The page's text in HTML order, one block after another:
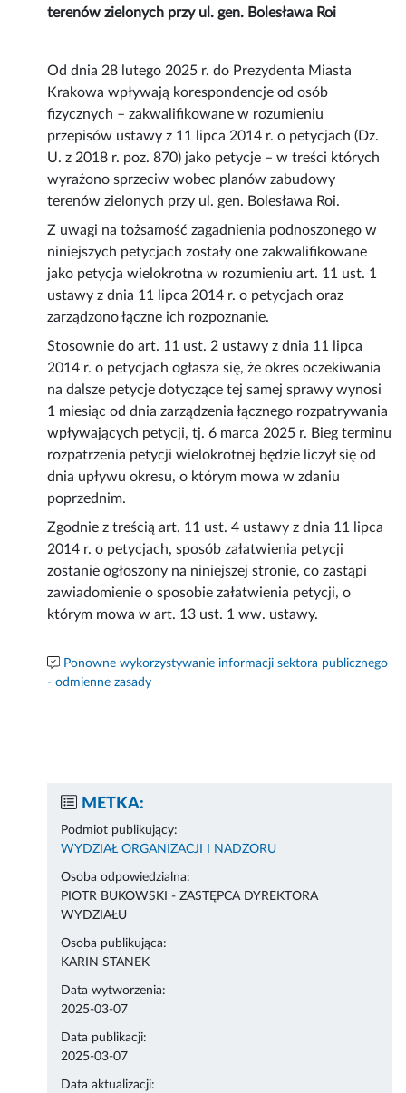
terenów zielonych przy ul. gen. Bolesława Roi
Od dnia 28 lutego 2025 r. do Prezydenta Miasta
Krakowa wpływają korespondencje od osób
fizycznych – zakwalifikowane w rozumieniu
przepisów ustawy z 11 lipca 2014 r. o petycjach (Dz.
U. z 2018 r. poz. 870) jako petycje – w treści których
wyrażono sprzeciw wobec planów zabudowy
terenów zielonych przy ul. gen. Bolesława Roi.
Z uwagi na tożsamość zagadnienia podnoszonego w
niniejszych petycjach zostały one zakwalifikowane
jako petycja wielokrotna w rozumieniu art. 11 ust. 1
ustawy z dnia 11 lipca 2014 r. o petycjach oraz
zarządzono łączne ich rozpoznanie.
Stosownie do art. 11 ust. 2 ustawy z dnia 11 lipca
2014 r. o petycjach ogłasza się, że okres oczekiwania
na dalsze petycje dotyczące tej samej sprawy wynosi
1 miesiąc od dnia zarządzenia łącznego rozpatrywania
wpływających petycji, tj. 6 marca 2025 r. Bieg terminu
rozpatrzenia petycji wielokrotnej będzie liczył się od
dnia upływu okresu, o którym mowa w zdaniu
poprzednim.
Zgodnie z treścią art. 11 ust. 4 ustawy z dnia 11 lipca
2014 r. o petycjach, sposób załatwienia petycji
zostanie ogłoszony na niniejszej stronie, co zastąpi
zawiadomienie o sposobie załatwienia petycji, o
którym mowa w art. 13 ust. 1 ww. ustawy.
Ponowne wykorzystywanie informacji sektora publicznego
- odmienne zasady
METKA:
Podmiot publikujący:
WYDZIAŁ ORGANIZACJI I NADZORU
Osoba odpowiedzialna:
PIOTR BUKOWSKI - ZASTĘPCA DYREKTORA
WYDZIAŁU
Osoba publikująca:
KARIN STANEK
Data wytworzenia:
2025-03-07
Data publikacji:
2025-03-07
Data aktualizacji: